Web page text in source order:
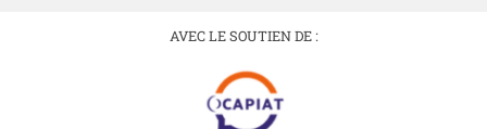
AVEC LE SOUTIEN DE :